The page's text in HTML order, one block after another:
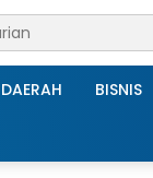
DAERAH BISNIS